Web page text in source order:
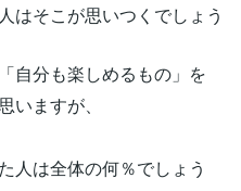
はそこが思いつくでしょう
自分も楽しめるもの」を
いますが、
人は全体の何％でしょう